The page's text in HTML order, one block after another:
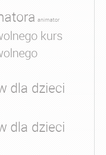
animator
kurs
dla dzieci
dla dzieci